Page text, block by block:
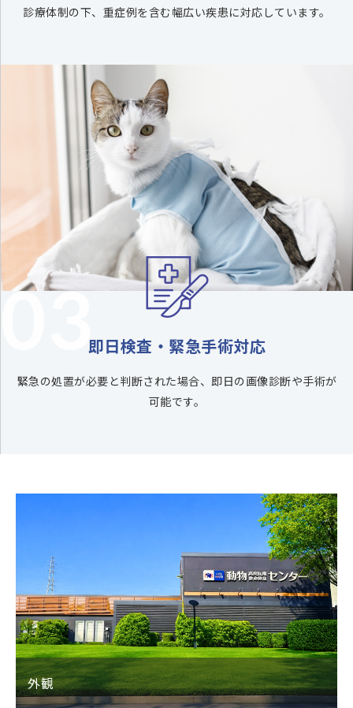
診療体制の下、 重症例を含む幅広い疾患に対応しています。
03即日検査・緊急手術対応
緊急の処置が必要と判断された場合、即日の画像診断や手術が
可能です。
外観